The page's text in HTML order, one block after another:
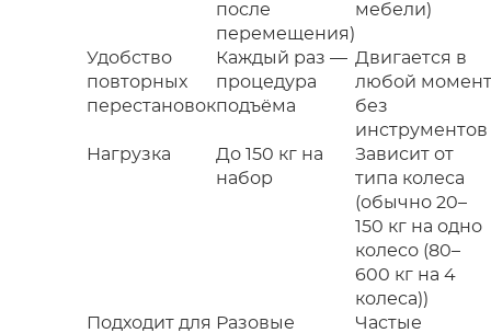
после
перемещения)
мебели)
Удобство
повторных
перестановок
Каждый раз —
процедура
подъёма
Двигается в
любой момент
без
инструментов
Нагрузка
До 150 кг на
набор
Зависит от
типа колеса
(обычно 20–
150 кг на одно
колесо (80–
600 кг на 4
колеса))
Подходит для Разовые
Частые